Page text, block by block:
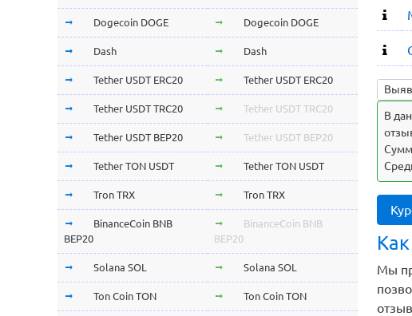
В
Мы
Dogecoin DOGE Dogecoin DOGE
Dash Dash
Tether USDT ERC20 Tether USDT ERC20
Tether USDT TRC20 Tether USDT TRC20
Tether USDT BEP20 Tether USDT BEP20
Tether TON USDT Tether TON USDT
Tron TRX Tron TRX
BinanceCoin BNB
BEP20
BinanceCoin BNB
BEP20
Solana SOL Solana SOL
Ton Coin TON Ton Coin TON